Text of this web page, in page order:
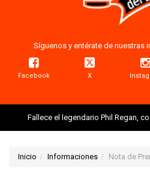
Síguenos y entérate de nuestras
Facebook X
Fallece el legendario Phil Regan,
Inicio Informaciones Nota de